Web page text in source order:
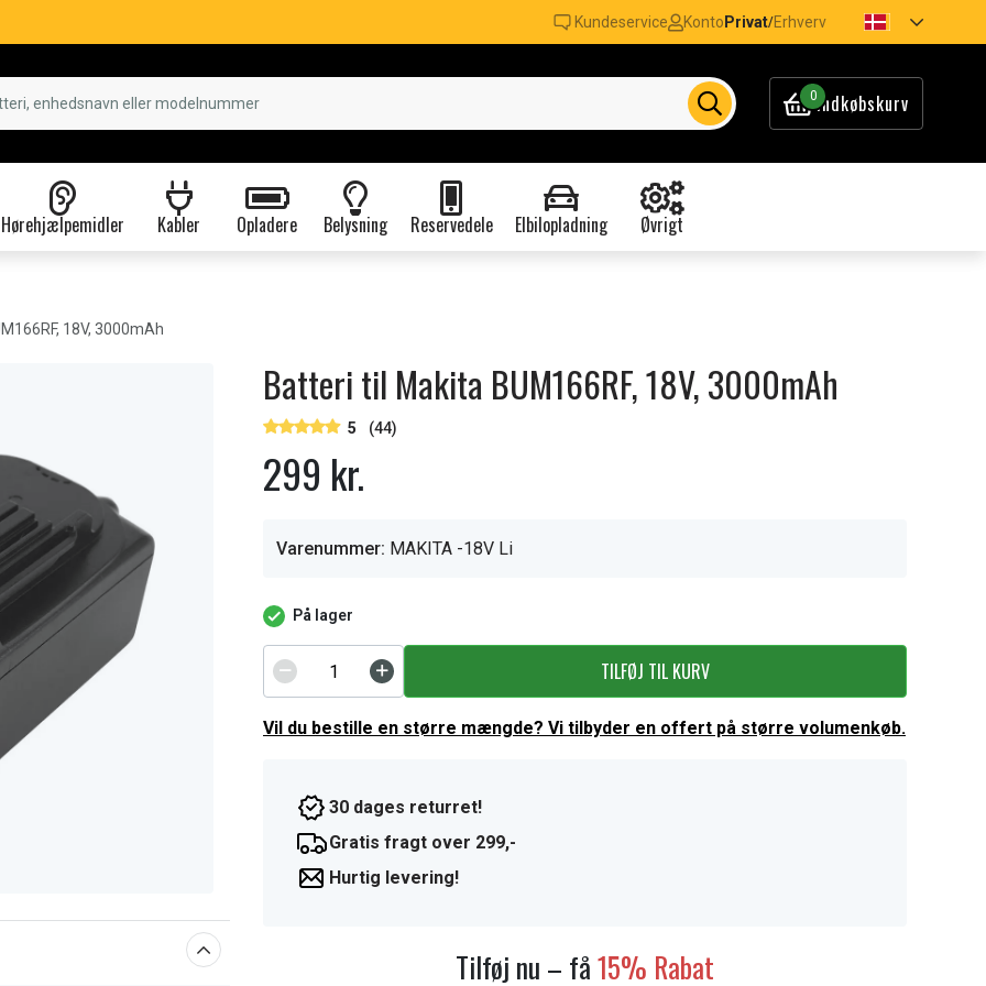
Kundeservice Konto Privat/Erhverv
0Indkøbskurv
Hørehjælpemidler Kabler Opladere Belysning Reservedele Elbilopladning Øvrigt
18V, 3000mAh
Batteri til Makita BUM166RF, 18V, 3000mAh
5 (44)
299 kr.
Varenummer: MAKITA -18V Li
På lager
TILFØJ TIL KURV
Vil du bestille en større mængde? Vi tilbyder en offert på større volumenkøb.
30 dages returret!
Gratis fragt over 299,-
Hurtig levering!
Tilføj nu – få15% Rabat